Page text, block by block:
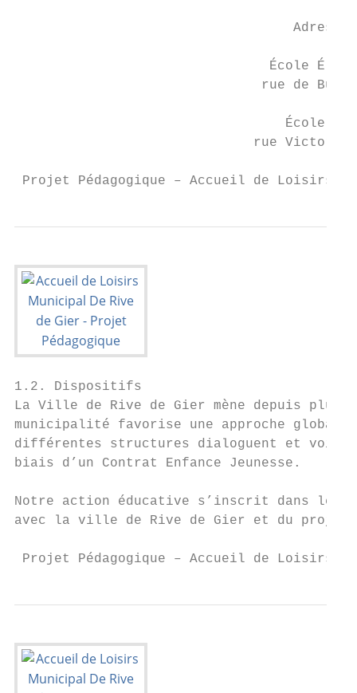
École
rue de
École
rue Victor
Projet Pédagogique – Accueil de
1.2. Dispositifs
La Ville de Rive de Gier mène depuis
municipalité favorise une approche
différentes structures dialoguent et
biais d’un Contrat Enfance Jeunesse.
Notre action éducative s’inscrit dans le
avec la ville de Rive de Gier et du projet
Projet Pédagogique – Accueil de